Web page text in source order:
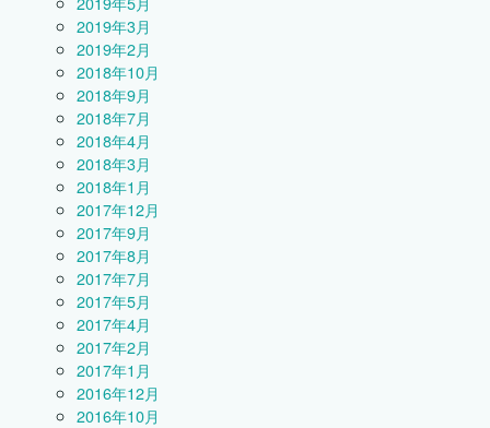
2019年3月
2019年2月
2018年10月
2018年9月
2018年7月
2018年4月
2018年3月
2018年1月
2017年12月
2017年9月
2017年8月
2017年7月
2017年5月
2017年4月
2017年2月
2017年1月
2016年12月
2016年10月